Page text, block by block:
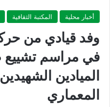
أخبار محلية المكتبة الثقافية
وفد قيادي من
في مراسم تشييع
الميادين
المعماري